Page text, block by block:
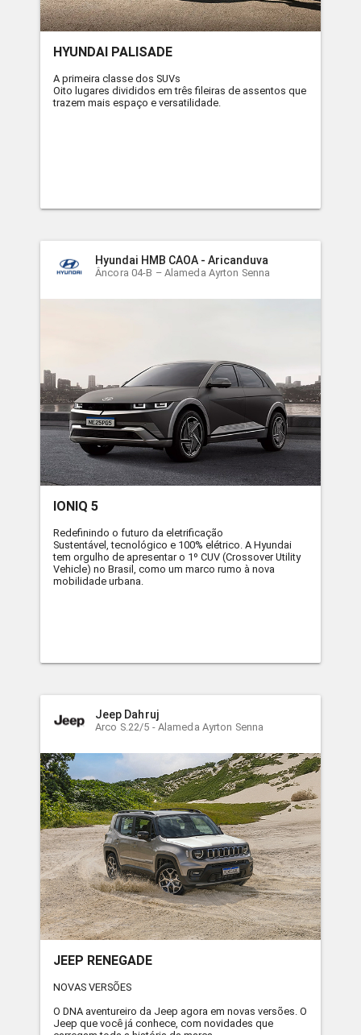
HYUNDAI PALISADE
A primeira classe dos SUVs
Oito lugares divididos em três fileiras de assentos que
trazem mais espaço e versatilidade.
Hyundai HMB CAOA - Aricanduva
Âncora 04-B – Alameda Ayrton Senna
IONIQ 5
Redefinindo o futuro da eletrificação
Sustentável, tecnológico e 100% elétrico. A Hyundai
tem orgulho de apresentar o 1º CUV (Crossover Utility
Vehicle) no Brasil, como um marco rumo à nova
mobilidade urbana.
Jeep Dahruj
Arco S.22/5 - Alameda Ayrton Senna
JEEP RENEGADE
NOVAS VERSÕES
O DNA aventureiro da Jeep agora em novas versões. O
Jeep que você já conhece, com novidades que